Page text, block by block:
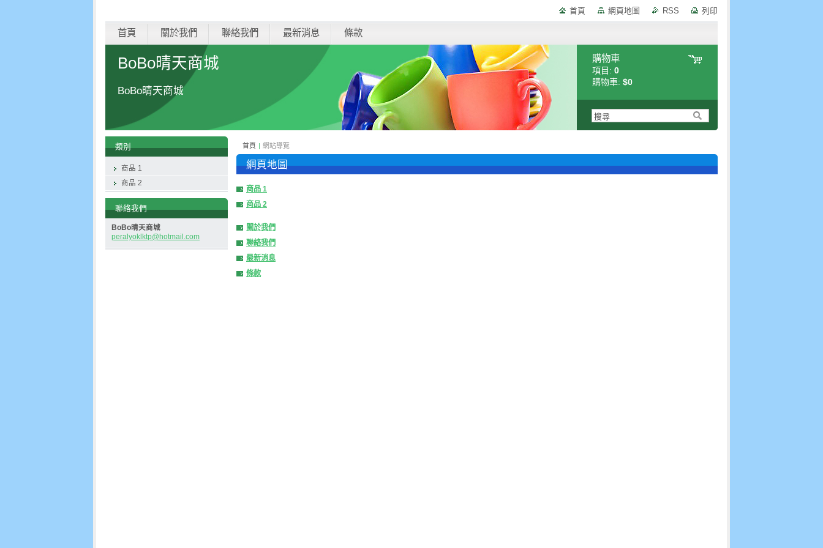
首頁 網頁地圖 RSS 列印
首頁 關於我們 聯絡我們 最新消息 條款
BoBo晴天商城
BoBo晴天商城
購物車
項目: 0
購物車: $0
首頁 | 網站導覽
網頁地圖
商品 1
商品 2
關於我們
聯絡我們
最新消息
條款
類別
商品 1
商品 2
聯絡我們
BoBo晴天商城
peralyok lktp@hotmail.com